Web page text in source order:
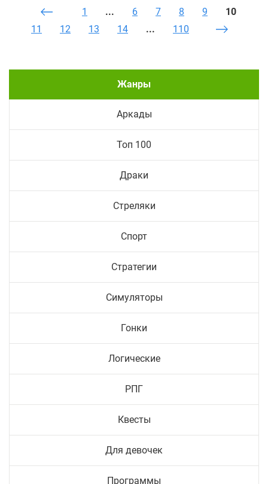
1 ... 6 7 8 9
10
11
12 13 14 ... 110
Жанры
Аркады
Топ 100
Драки
Стреляки
Спорт
Стратегии
Симуляторы
Гонки
Логические
РПГ
Квесты
Для девочек
Программы